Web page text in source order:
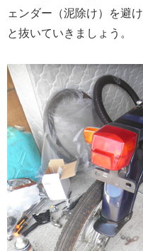
ェンダー（泥除け）を避
と抜いていきましょう。